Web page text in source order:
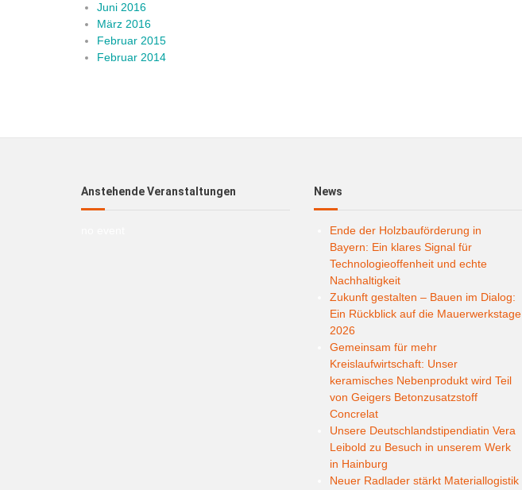
Juni 2016
März 2016
Februar 2015
Februar 2014
Anstehende Veranstaltungen News
Ende der Holzbauförderung in
Bayern: Ein klares Signal für
Technologieoffenheit und echte
Nachhaltigkeit
Zukunft gestalten – Bauen im Dialog:
Ein Rückblick auf die Mauerwerkstage
2026
Gemeinsam für mehr
Kreislaufwirtschaft: Unser
keramisches Nebenprodukt wird Teil
von Geigers Betonzusatzstoff
Concrelat
Unsere Deutschlandstipendiatin Vera
Leibold zu Besuch in unserem Werk
in Hainburg
Neuer Radlader stärkt Materiallogistik